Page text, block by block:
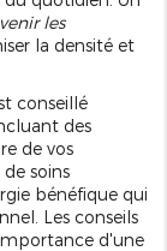
les
la densité et
conseillé
des
de vos
soins
bénéfique qui
Les conseils
d'une